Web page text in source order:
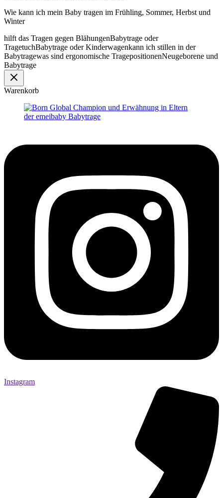
Wie kann ich mein Baby tragen im Frühling, Sommer, Herbst und
Winter
hilft das Tragen gegen BlähungenBabytrage oder
TragetuchBabytrage oder Kinderwagenkann ich stillen in der
Babytragewas sind ergonomische TragepositionenNeugeborene und
Babytrage
Warenkorb
Instagram